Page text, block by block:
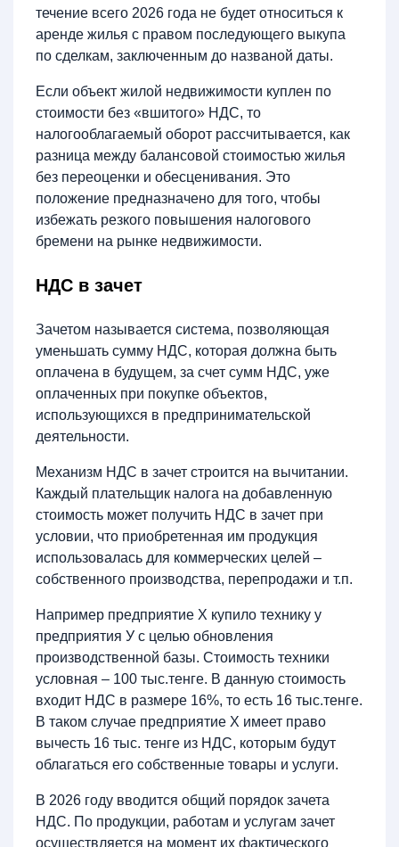
течение всего 2026 года не будет относиться к
аренде жилья с правом последующего выкупа
по сделкам, заключенным до названой даты.
Если объект жилой недвижимости куплен по
стоимости без «вшитого» НДС, то
налогооблагаемый оборот рассчитывается, как
разница между балансовой стоимостью жилья
без переоценки и обесценивания. Это
положение предназначено для того, чтобы
избежать резкого повышения налогового
бремени на рынке недвижимости.
НДС в зачет
Зачетом называется система, позволяющая
уменьшать сумму НДС, которая должна быть
оплачена в будущем, за счет сумм НДС, уже
оплаченных при покупке объектов,
использующихся в предпринимательской
деятельности.
Механизм НДС в зачет строится на вычитании.
Каждый плательщик налога на добавленную
стоимость может получить НДС в зачет при
условии, что приобретенная им продукция
использовалась для коммерческих целей –
собственного производства, перепродажи и т.п.
Например предприятие Х купило технику у
предприятия У с целью обновления
производственной базы. Стоимость техники
условная – 100 тыс.тенге. В данную стоимость
входит НДС в размере 16%, то есть 16 тыс.тенге.
В таком случае предприятие Х имеет право
вычесть 16 тыс. тенге из НДС, которым будут
облагаться его собственные товары и услуги.
В 2026 году вводится общий порядок зачета
НДС. По продукции, работам и услугам зачет
осуществляется на момент их фактического